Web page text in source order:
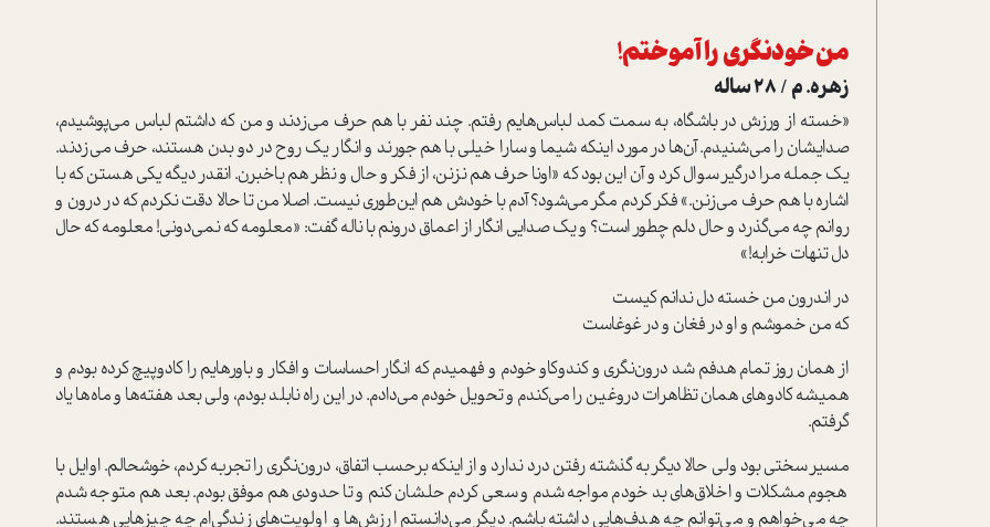
من خود‌نگری را آموختم!
زهره. م / 28 ساله
«خسته از ورزش در باشگاه، به سمت کمد لباس‌هایم رفتم. چند نفر با هم حرف می‌زدند و من که داشتم لباس می‌پوشیدم،
صدایشان را می‌شنیدم. آن‌ها در مورد اینکه شیما و سارا خیلی با هم جورند و انگار یک روح در دو بدن هستند، حرف می‌زدند.
یک جمله مرا درگیر سوال کرد و آن این بود که «اونا حرف هم نزنن، از فکر و حال و نظر هم باخبرن. انقدر دیگه یکی هستن که با
اشاره با هم حرف می‌زنن.» فکر کردم مگر می‌شود؟ آدم با خودش هم این‌طوری نیست. اصلا من تا حالا دقت نکردم که در درون و
روانم چه می‌گذرد و حال دلم چطور است؟ و یک صدایی انگار از اعماق درونم با ناله گفت: «معلومه که نمی‌دونی! معلومه که حال
دل تنهات خرابه!»
در اندرون من خسته دل ندانم کيست
که من خموشم و او در فغان و در غوغاست
از همان روز تمام هدفم شد درون‌نگری و کند‌و‌کاو خودم و فهمیدم که انگار احساسات و افکار و باور‌هایم را کادو‌پیچ کرده بودم و
همیشه کادوهای همان تظاهرات دروغین را می‌کندم و تحویل خودم می‌دادم. در این راه نابلد بودم، ولی بعد هفته‌ها و ماه‌ها یاد
گرفتم.
مسیر سختی بود ولی حالا دیگر به گذشته رفتن درد ندارد و از اینکه بر‌حسب اتفاق، درون‌نگری را تجربه کردم، خوشحالم. اوایل با
هجوم مشکلات و اخلاق‌های بد خودم مواجه شدم و سعی کردم حلشان کنم و تا حدودی هم موفق بودم. بعد هم متوجه شدم
چه می‌خواهم و می‌توانم چه هدف‌هایی داشته باشم. دیگر می‌دانستم ارزش‌ها و اولویت‌های زندگی‌ام چه چیزهایی هستند.